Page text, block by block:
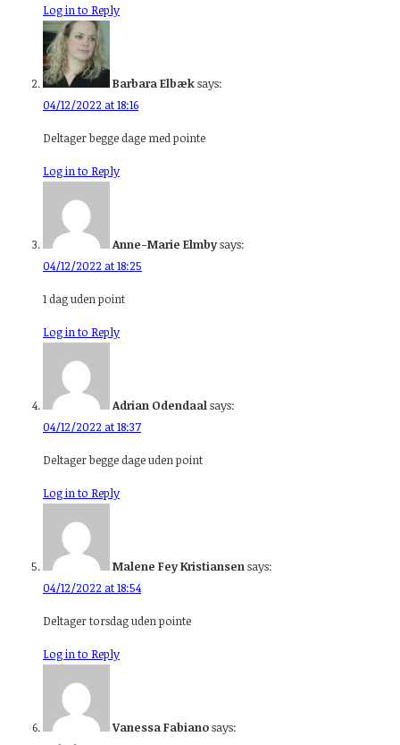
Log in to Reply
Barbara Elbæksays:
04/12/2022 at 18:16
Deltager begge dage med pointe
Log in to Reply
Anne-Marie Elmbysays:
04/12/2022 at 18:25
1 dag uden point
Log in to Reply
Adrian Odendaalsays:
04/12/2022 at 18:37
Deltager begge dage uden point
Log in to Reply
Malene Fey Kristiansensays:
04/12/2022 at 18:54
Deltager torsdag uden pointe
Log in to Reply
Vanessa Fabianosays: